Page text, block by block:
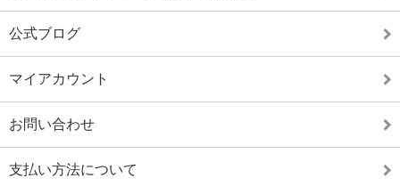
公式ブログ
マイアカウント
お問い合わせ
支払い方法について